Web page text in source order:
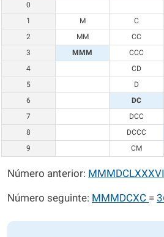
0
1
M C
2
MM CC
3
MMM CCC
4
CD
5
D
6
DC
7
DCC
8
DCCC
9
CM
Número anterior:
Número seguinte: MMMDCXC =